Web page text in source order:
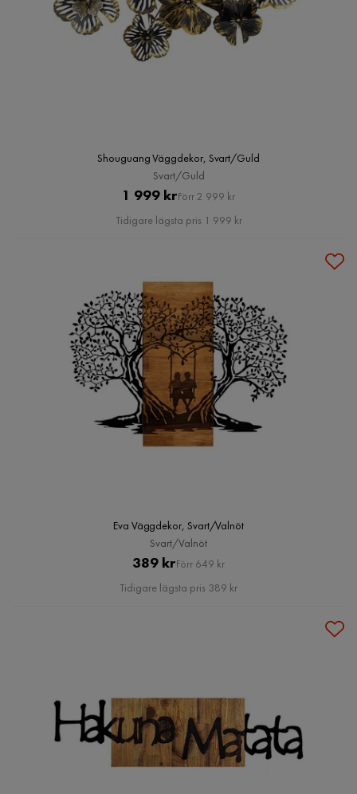
Shouguang Väggdekor, Svart/Guld
Svart/Guld
Pris
1 999 krOriginal
Pris
Förr 2 999 kr
Tidigare lägsta pris 1 999 kr
Eva Väggdekor, Svart/Valnöt
Svart/Valnöt
Pris
389 krOriginal
Pris
Förr 649 kr
Tidigare lägsta pris 389 kr